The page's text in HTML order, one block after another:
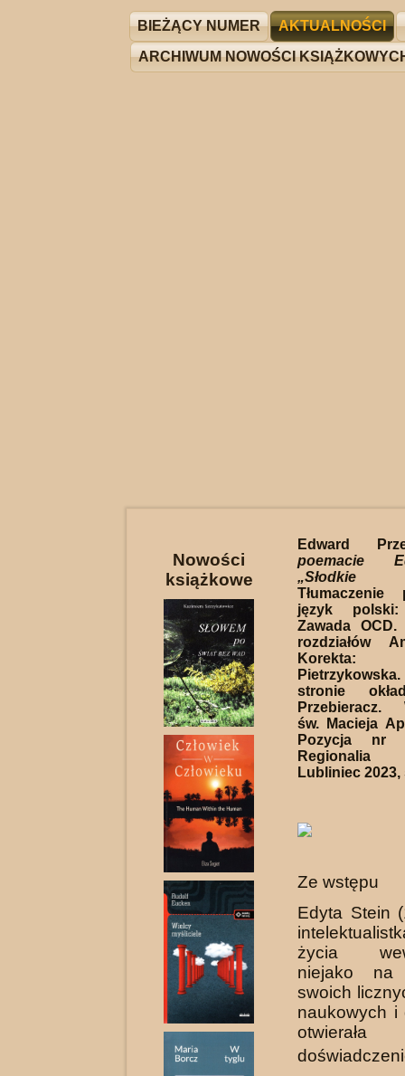
BIEŻĄCY NUMER AKTUALNOŚCI
ARCHIWUM NOWOŚCI
Nowości
książkowe
Edward
poemacie
„Słodkie
język
Zawada
rozdziałów
Korekta:
stronie
Przebieracz.
św. Macieja
Pozycja nr
Regionalia
Lubliniec 2023,
Ze wstępu
Edyta Stein
życia
niejako na
swoich
na­ukowych i